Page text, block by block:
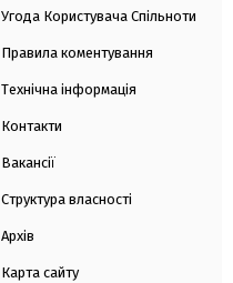
Угода Користувача Спільноти
Правила коментування
Технічна інформація
Контакти
Вакансії
Структура власності
Архів
Карта сайту